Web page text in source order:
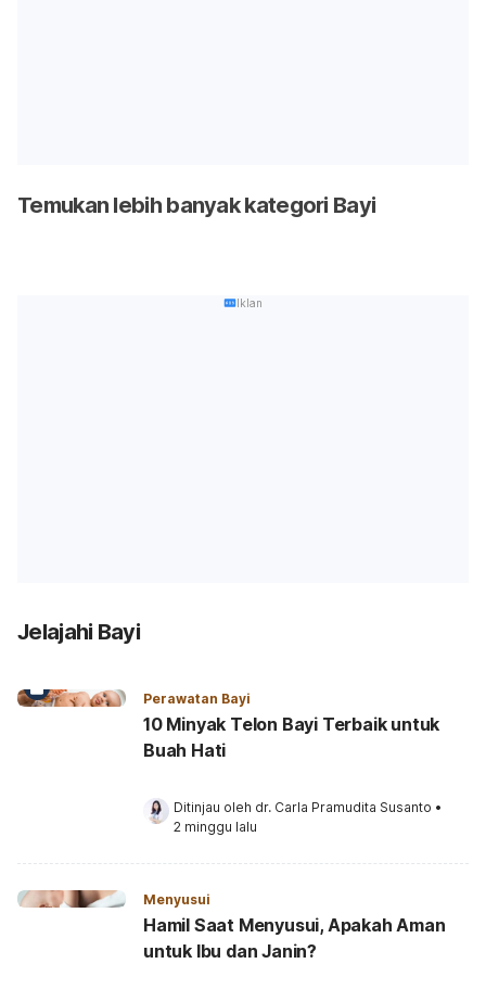
Temukan lebih banyak kategori Bayi
Iklan
Jelajahi Bayi
Perawatan Bayi
10 Minyak Telon Bayi Terbaik untuk
Buah Hati
Ditinjau oleh dr. Carla Pramudita Susanto •
2 minggu lalu
Menyusui
Hamil Saat Menyusui, Apakah Aman
untuk Ibu dan Janin?